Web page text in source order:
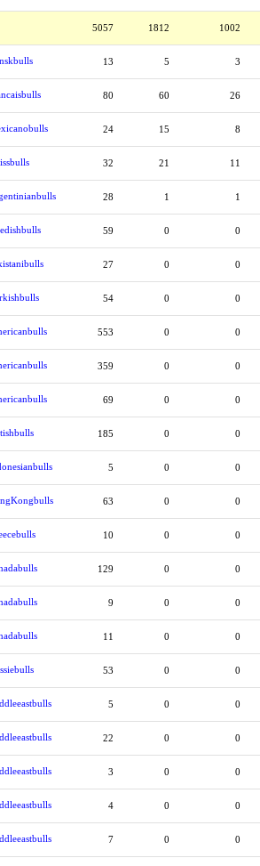
5057 1812 1002
13 5 3
80 60 26
24 15 8
32 21 11
28 1 1
59 0 0
27 0 0
54 0 0
553 0 0
359 0 0
69 0 0
185 0 0
5 0 0
63 0 0
10 0 0
129 0 0
9 0 0
11 0 0
53 0 0
5 0 0
22 0 0
3 0 0
4 0 0
7 0 0